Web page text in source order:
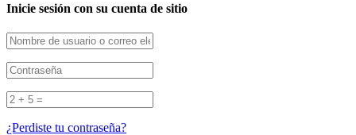
Inicie sesión con su cuenta de sitio
¿Perdiste tu contraseña?